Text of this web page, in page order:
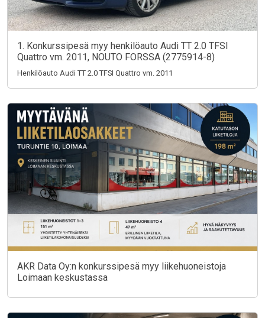
1. Konkurssipesä myy henkilöauto Audi TT 2.0 TFSI
Quattro vm. 2011, NOUTO FORSSA (2775914-8)
Henkilöauto Audi TT 2.0 TFSI Quattro vm. 2011
AKR Data Oy:n konkurssipesä myy liikehuoneistoja
Loimaan keskustassa